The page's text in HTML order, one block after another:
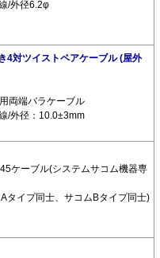
/外径6.2φ
4対ツイストペアケーブル (屋外
両端バラケーブル
/外径：10.0±3mm
ケーブル(システムサコム機器専
タイプ同士、サコムBタイプ同士)